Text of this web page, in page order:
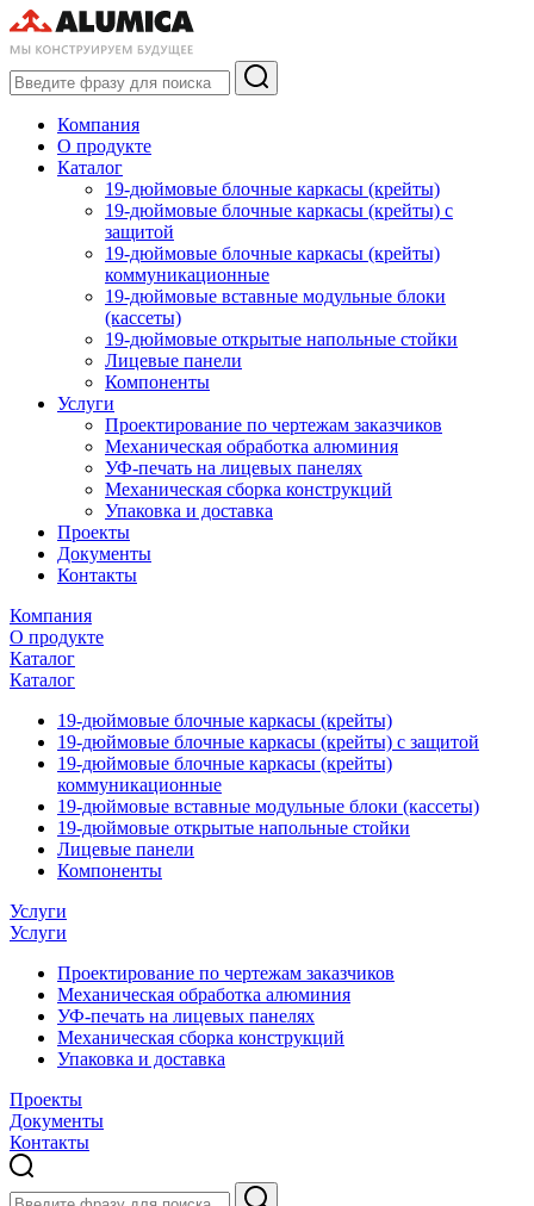
Компания
О продукте
Каталог
19-дюймовые блочные каркасы (крейты)
19-дюймовые блочные каркасы (крейты) с
защитой
19-дюймовые блочные каркасы (крейты)
коммуникационные
19-дюймовые вставные модульные блоки
(кассеты)
19-дюймовые открытые напольные стойки
Лицевые панели
Компоненты
Услуги
Проектирование по чертежам заказчиков
Механическая обработка алюминия
УФ-печать на лицевых панелях
Механическая сборка конструкций
Упаковка и доставка
Проекты
Документы
Контакты
Компания
О продукте
Каталог
Каталог
19-дюймовые блочные каркасы (крейты)
19-дюймовые блочные каркасы (крейты) с защитой
19-дюймовые блочные каркасы (крейты)
коммуникационные
19-дюймовые вставные модульные блоки (кассеты)
19-дюймовые открытые напольные стойки
Лицевые панели
Компоненты
Услуги
Услуги
Проектирование по чертежам заказчиков
Механическая обработка алюминия
УФ-печать на лицевых панелях
Механическая сборка конструкций
Упаковка и доставка
Проекты
Документы
Контакты